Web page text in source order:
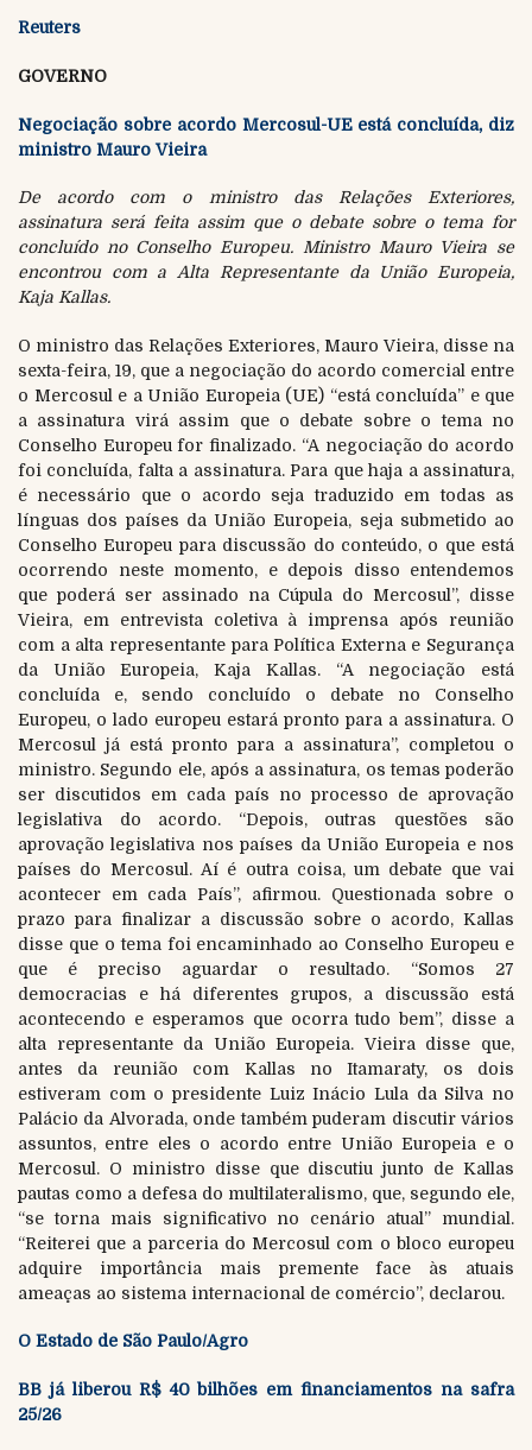
Reuters
GOVERNO
Negociação sobre acordo Mercosul-UE está concluída, diz
ministro Mauro Vieira
De acordo com o ministro das Relações Exteriores,
assinatura será feita assim que o debate sobre o tema for
concluído no Conselho Europeu. Ministro Mauro Vieira se
encontrou com a Alta Representante da União Europeia,
Kaja Kallas.
O ministro das Relações Exteriores, Mauro Vieira, disse na
sexta-feira, 19, que a negociação do acordo comercial entre
o Mercosul e a União Europeia (UE) “está concluída” e que
a assinatura virá assim que o debate sobre o tema no
Conselho Europeu for finalizado. “A negociação do acordo
foi concluída, falta a assinatura. Para que haja a assinatura,
é necessário que o acordo seja traduzido em todas as
línguas dos países da União Europeia, seja submetido ao
Conselho Europeu para discussão do conteúdo, o que está
ocorrendo neste momento, e depois disso entendemos
que poderá ser assinado na Cúpula do Mercosul”, disse
Vieira, em entrevista coletiva à imprensa após reunião
com a alta representante para Política Externa e Segurança
da União Europeia, Kaja Kallas. “A negociação está
concluída e, sendo concluído o debate no Conselho
Europeu, o lado europeu estará pronto para a assinatura. O
Mercosul já está pronto para a assinatura”, completou o
ministro. Segundo ele, após a assinatura, os temas poderão
ser discutidos em cada país no processo de aprovação
legislativa do acordo. “Depois, outras questões são
aprovação legislativa nos países da União Europeia e nos
países do Mercosul. Aí é outra coisa, um debate que vai
acontecer em cada País”, afirmou. Questionada sobre o
prazo para finalizar a discussão sobre o acordo, Kallas
disse que o tema foi encaminhado ao Conselho Europeu e
que é preciso aguardar o resultado. “Somos 27
democracias e há diferentes grupos, a discussão está
acontecendo e esperamos que ocorra tudo bem”, disse a
alta representante da União Europeia. Vieira disse que,
antes da reunião com Kallas no Itamaraty, os dois
estiveram com o presidente Luiz Inácio Lula da Silva no
Palácio da Alvorada, onde também puderam discutir vários
assuntos, entre eles o acordo entre União Europeia e o
Mercosul. O ministro disse que discutiu junto de Kallas
pautas como a defesa do multilateralismo, que, segundo ele,
“se torna mais significativo no cenário atual” mundial.
“Reiterei que a parceria do Mercosul com o bloco europeu
adquire importância mais premente face às atuais
ameaças ao sistema internacional de comércio”, declarou.
O Estado de São Paulo/Agro
BB já liberou R$ 40 bilhões em financiamentos na safra
25/26